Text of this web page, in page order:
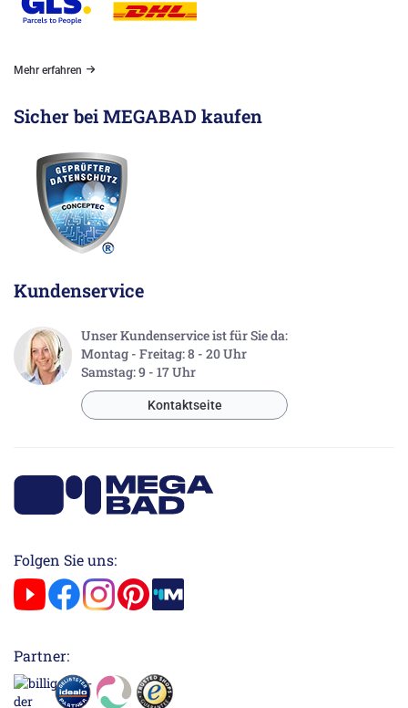
Mehr erfahren
Sicher bei MEGABAD kaufen
Kundenservice
Unser Kundenservice ist für Sie da:
Montag - Freitag: 8 - 20 Uhr
Samstag: 9 - 17 Uhr
Kontaktseite
Folgen Sie uns:
Partner: